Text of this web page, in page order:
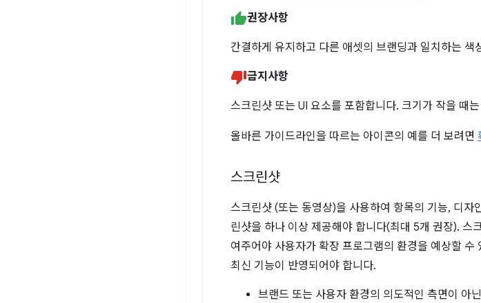
권장사항
간결하게 유지하고 다른 애셋의 브랜딩과 일치하는 색
금지사항
스크린샷 또는 UI 요소를 포함합니다. 크기가 작을 때
올바른 가이드라인을 따르는 아이콘의 예를 더 보려면
스크린샷
스크린샷 (또는 동영상)을 사용하여 항목의 기능, 디
린샷을 하나 이상 제공해야 합니다(최대 5개 권장). 스
여주어야 사용자가 확장 프로그램의 환경을 예상할
최신 기능이 반영되어야 합니다.
브랜드 또는 사용자 환경의 의도적인 측면이 아